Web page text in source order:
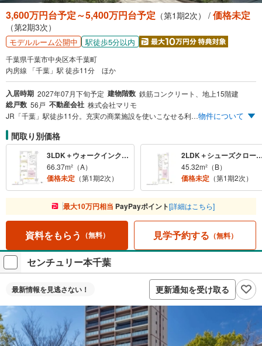
3,600万円台予定～5,400万円台予定 （第1期2次） / 価格未定
（第2期3次）
モデルルーム公開中 駅徒歩5分以内
千葉県千葉市中央区本千葉町
内房線 「千葉」駅 徒歩11分 ほか
入居時期 2027年07月下旬予定 建物階数 鉄筋コンクリート、地上15階建
総戸数 56戸 不動産会社 株式会社マリモ
JR「千葉」駅徒歩11分。充実の商業施設を使いこなせる利便性に優れた全56邸。物件について
間取り別価格
3LDK＋ウォークインクロゼット
66.37m²（A）
価格未定 （第1期2次）
2LDK＋シューズクローク＋
45.32m²（B）
価格未定 （第1期2次）
最大10万円相当 PayPayポイント[詳細はこちら]
資料をもらう （無料） 見学予約する （無料）
センチュリー本千葉
最新情報を見逃さない！ 更新通知を受け取る